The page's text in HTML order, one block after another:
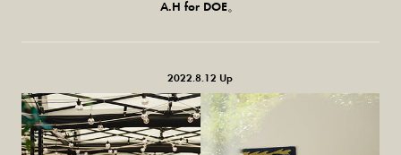
A.H for DOE。
2022.8.12 Up